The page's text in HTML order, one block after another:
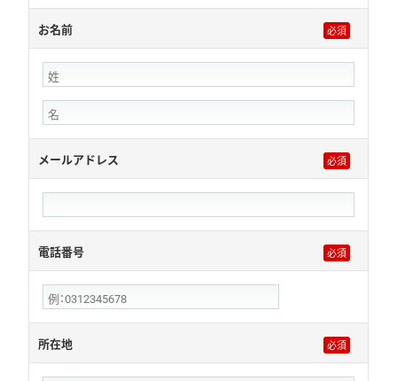
お名前
メールアドレス
電話番号
所在地